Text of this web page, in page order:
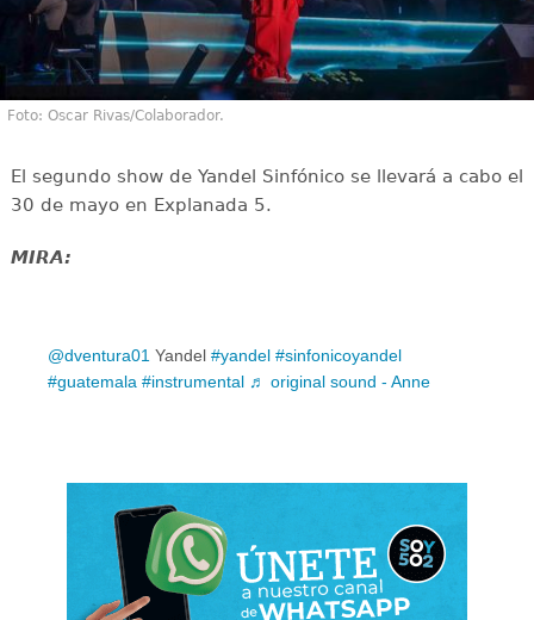
Foto: Oscar Rivas/Colaborador.
El segundo show de Yandel Sinfónico se llevará a cabo el
30 de mayo en Explanada 5.
MIRA:
@dventura01 Yandel #yandel #sinfonicoyandel
#guatemala #instrumental ♬ original sound - Anne